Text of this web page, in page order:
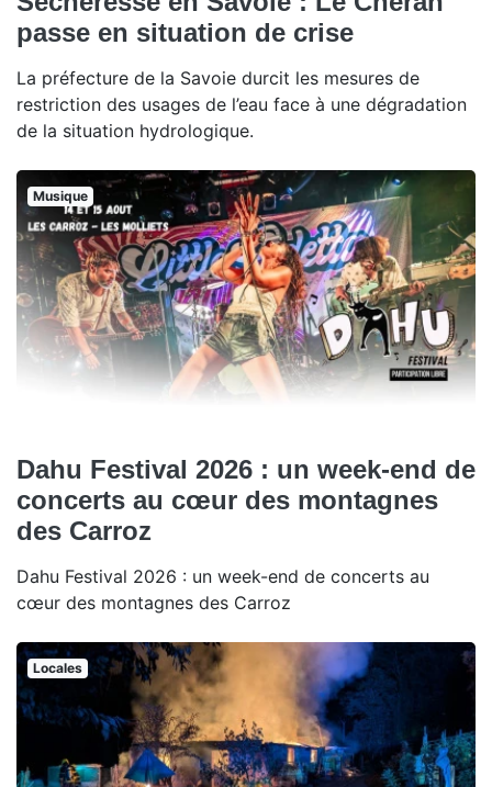
passe en situation de crise
La préfecture de la Savoie durcit les mesures de
restriction des usages de l’eau face à une dégradation
de la situation hydrologique.
Musique
Dahu Festival 2026 : un week-end de
concerts au cœur des montagnes
des Carroz
Dahu Festival 2026 : un week-end de concerts au
cœur des montagnes des Carroz
Locales